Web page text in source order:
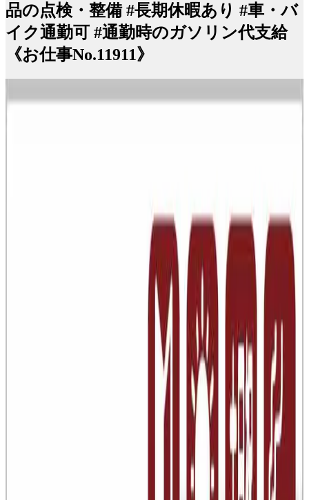
品の点検・整備 #長期休暇あり #車・バ
イク通勤可 #通勤時のガソリン代支給
《お仕事No.11911》